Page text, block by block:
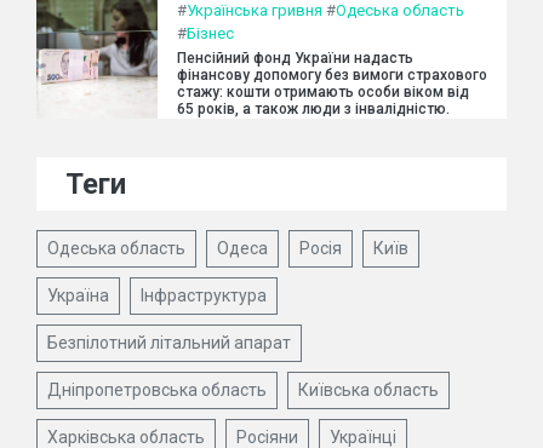
#Українська гривня #Одеська область
#Бізнес
Пенсійний фонд України надасть
фінансову допомогу без вимоги страхового
стажу: кошти отримають особи віком від
65 років, а також люди з інвалідністю.
Теги
Одеська область Одеса Росія Київ
Україна Інфраструктура
Безпілотний літальний апарат
Дніпропетровська область Київська область
Харківська область Росіяни Українці